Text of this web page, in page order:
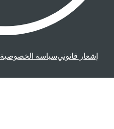
إشعار قانونيسياسة الخصوصية